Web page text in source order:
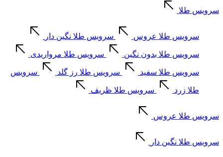
سرویس طلا
سرویس طلا عروس سرویس طلا نگین دار
سرویس طلا بدون نگین سرویس طلا مرواریدی
سرویس طلا سفید سرویس طلا رز گلد سرویس
طلا زرد سرویس طلا ظریف
سرویس طلا عروس
سرویس طلا نگین دار